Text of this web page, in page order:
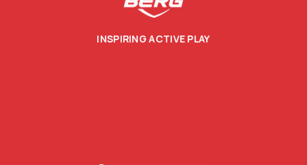
INSPIRING ACTIVE PLAY